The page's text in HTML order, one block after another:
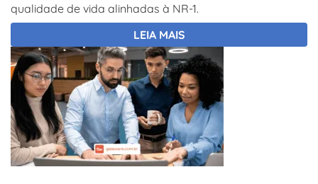
qualidade de vida alinhadas à NR-1.
LEIA MAIS